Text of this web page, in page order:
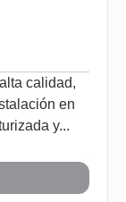
calidad,
en
y...